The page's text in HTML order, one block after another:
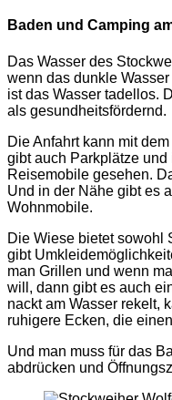
Baden und Camping
Das Wasser des
wenn das dunkle
ist das Wasser tadellos.
als gesundheitsfördernd.
Die Anfahrt kann mit
gibt auch Parkplätze
Reisemobile gesehen.
Und in der Nähe gibt es
Wohnmobile.
Die Wiese bietet sowohl
gibt
man Grillen und wenn
will, dann gibt es auch
nackt am Wasser rekelt,
ruhigere Ecken, die
Und man muss für das
abdrücken und